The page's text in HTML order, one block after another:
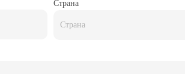
Страна